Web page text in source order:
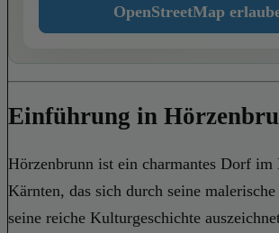
OpenStreetMap
Einführung in
Hörzenbrunn ist ein charmantes Dorf im
Kärnten, das sich durch seine
seine reiche Kulturgeschichte